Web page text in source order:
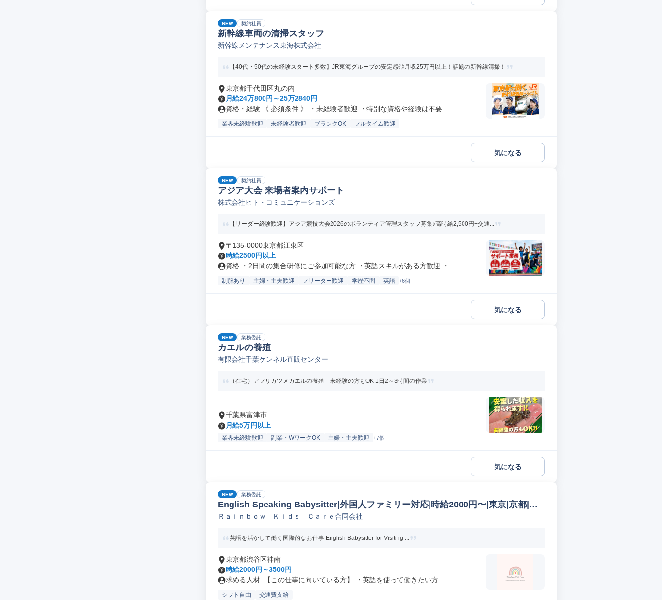
NEW 契約社員
新幹線車両の清掃スタッフ
新幹線メンテナンス東海株式会社
【40代・50代の未経験スタート多数】JR東海グループの安定感◎月収25万円以上！話題の新幹線清掃！
東京都千代田区丸の内
月給24万800円～25万2840円
資格・経験 《 必須条件 》 ・未経験者歓迎 ・特別な資格や経験は不要...
業界未経験歓迎 未経験者歓迎 ブランクOK フルタイム歓迎
気になる
NEW 契約社員
アジア大会 来場者案内サポート
株式会社ヒト・コミュニケーションズ
【リーダー経験歓迎】アジア競技大会2026のボランティア管理スタッフ募集♪高時給2,500円+交通...
〒135-0000東京都江東区
時給2500円以上
資格 ・2日間の集合研修にご参加可能な方 ・英語スキルがある方歓迎 ・...
制服あり 主婦・主夫歓迎 フリーター歓迎 学歴不問 英語 +6個
気になる
NEW 業務委託
カエルの養殖
有限会社千葉ケンネル直販センター
（在宅）アフリカツメガエルの養殖 未経験の方もOK 1日2～3時間の作業
千葉県富津市
月給5万円以上
業界未経験歓迎 副業・WワークOK 主婦・主夫歓迎 +7個
気になる
NEW 業務委託
English Speaking Babysitter|外国人ファミリー対応|時給2000円〜|東京|京都|大
阪
Ｒａｉｎｂｏｗ Ｋｉｄｓ Ｃａｒｅ合同会社
英語を活かして働く国際的なお仕事 English Babysitter for Visiting ...
東京都渋谷区神南
時給2000円～3500円
求める人材: 【この仕事に向いている方】 ・英語を使って働きたい方...
シフト自由 交通費支給